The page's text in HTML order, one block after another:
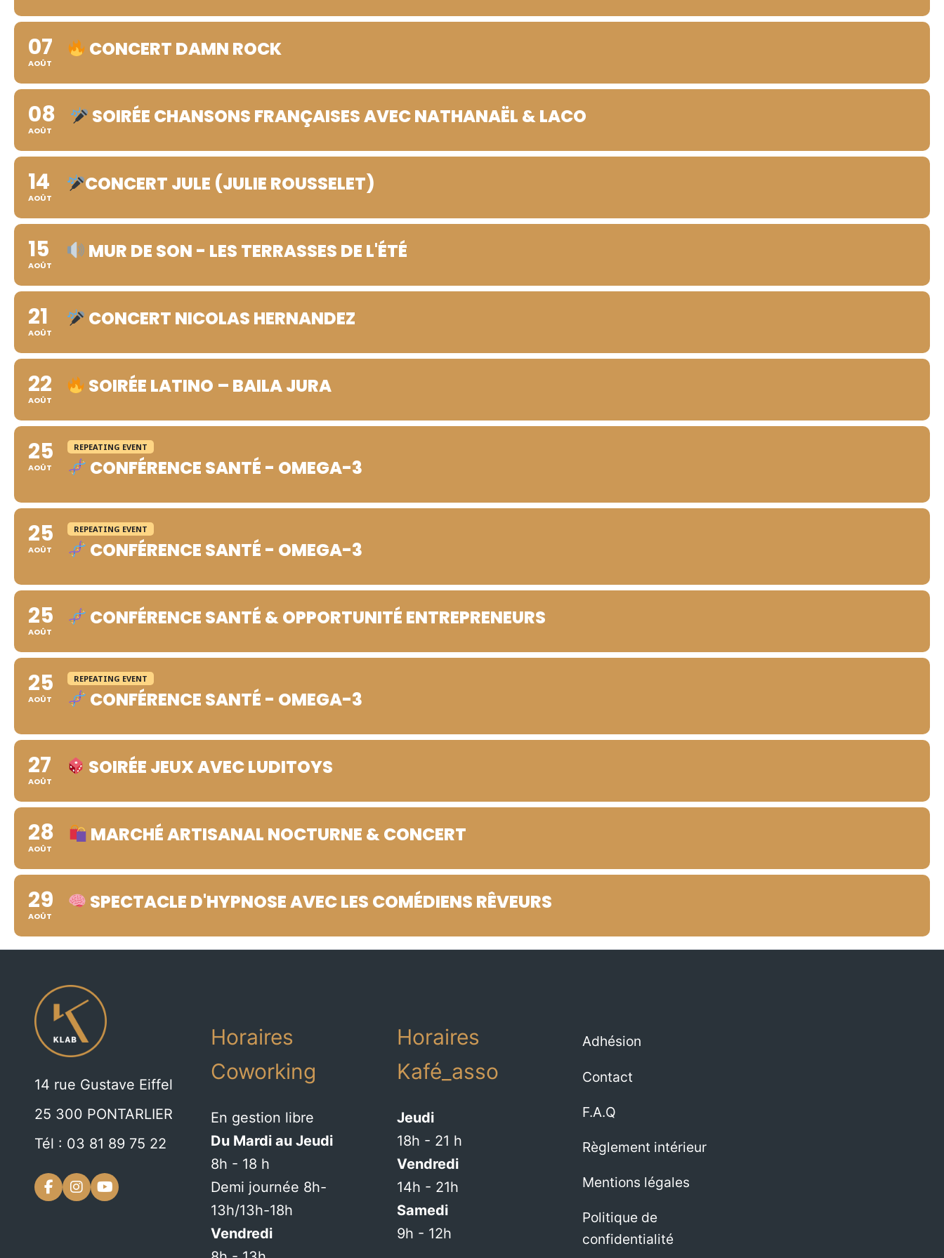
07
AOÛT
CONCERT DAMN ROCK
08
AOÛT
SOIRÉE CHANSONS FRANÇAISES AVEC NATHANAËL & LACO
14
AOÛT
CONCERT JULE (JULIE ROUSSELET)
15
AOÛT
MUR DE SON - LES TERRASSES DE L'ÉTÉ
21
AOÛT
CONCERT NICOLAS HERNANDEZ
22
AOÛT
SOIRÉE LATINO – BAILA JURA
25
AOÛT
REPEATING EVENT
CONFÉRENCE SANTÉ - OMEGA-3
25
AOÛT
REPEATING EVENT
CONFÉRENCE SANTÉ - OMEGA-3
25
AOÛT
CONFÉRENCE SANTÉ & OPPORTUNITÉ ENTREPRENEURS
25
AOÛT
REPEATING EVENT
CONFÉRENCE SANTÉ - OMEGA-3
27
AOÛT
SOIRÉE JEUX AVEC LUDITOYS
28
AOÛT
MARCHÉ ARTISANAL NOCTURNE & CONCERT
29
AOÛT
SPECTACLE D'HYPNOSE AVEC LES COMÉDIENS RÊVEURS
14 rue Gustave Eiffel
25 300 PONTARLIER
Tél : 03 81 89 75 22
Horaires
Coworking
En gestion libre
Du Mardi au Jeudi
8h - 18 h
Demi journée 8h-
13h/13h-18h
Vendredi
Horaires
Kafé_asso
Jeudi
18h - 21 h
Vendredi
14h - 21h
Samedi
9h - 12h
Adhésion
Contact
F.A.Q
Règlement intérieur
Mentions légales
Politique de
confidentialité